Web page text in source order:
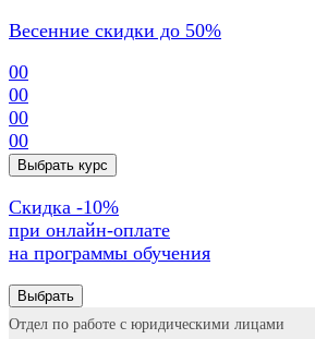
Весенние скидки до 50%
00
00
00
00
Выбрать курс
Cкидка -10%
при онлайн-оплате
на программы обучения
Выбрать
Отдел по работе с юридическими лицами